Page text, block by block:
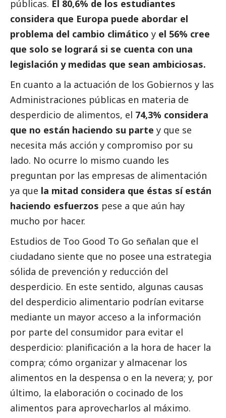
públicas. El 80,6% de los estudiantes
considera que Europa puede abordar el
problema del cambio climático y el 56% cree
que solo se logrará si se cuenta con una
legislación y medidas que sean ambiciosas.
En cuanto a la actuación de los Gobiernos y las
Administraciones públicas en materia de
desperdicio de alimentos, el 74,3% considera
que no están haciendo su parte y que se
necesita más acción y compromiso por su
lado. No ocurre lo mismo cuando les
preguntan por las empresas de alimentación
ya que la mitad considera que éstas sí están
haciendo esfuerzos pese a que aún hay
mucho por hacer.
Estudios de Too Good To Go señalan que el
ciudadano siente que no posee una estrategia
sólida de prevención y reducción del
desperdicio. En este sentido, algunas causas
del desperdicio alimentario podrían evitarse
mediante un mayor acceso a la información
por parte del consumidor para evitar el
desperdicio: planificación a la hora de hacer la
compra; cómo organizar y almacenar los
alimentos en la despensa o en la nevera; y, por
último, la elaboración o cocinado de los
alimentos para aprovecharlos al máximo.